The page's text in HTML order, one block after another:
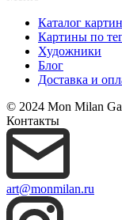
Каталог картин
Картины по
Художники
Блог
Доставка и
© 2024 Mon Milan
Контакты
art@monmilan.ru